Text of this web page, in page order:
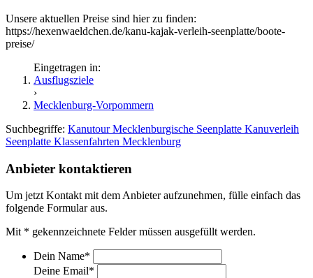
Unsere aktuellen Preise sind hier zu finden:
https://hexenwaeldchen.de/kanu-kajak-verleih-seenplatte/boote-
preise/
Eingetragen in:
Ausflugsziele
›
Mecklenburg-Vorpommern
Suchbegriffe: Kanutour Mecklenburgische Seenplatte Kanuverleih
Seenplatte Klassenfahrten Mecklenburg
Anbieter kontaktieren
Um jetzt Kontakt mit dem Anbieter aufzunehmen, fülle einfach das
folgende Formular aus.
Mit * gekennzeichnete Felder müssen ausgefüllt werden.
Dein Name*
Deine Email*